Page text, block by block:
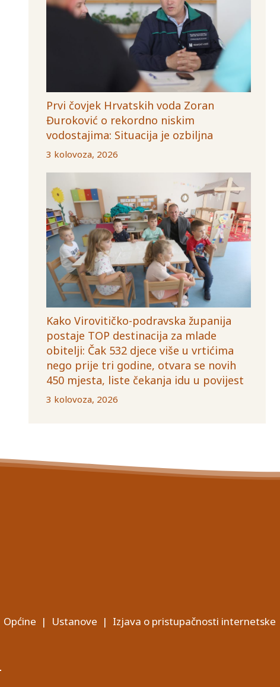
Prvi čovjek Hrvatskih voda Zoran
Đuroković o rekordno niskim
vodostajima: Situacija je ozbiljna
3 kolovoza, 2026
Kako Virovitičko-podravska županija
postaje TOP destinacija za mlade
obitelji: Čak 532 djece više u vrtićima
nego prije tri godine, otvara se novih
450 mjesta, liste čekanja idu u povijest
3 kolovoza, 2026
Općine | Ustanove | Izjava o pristupačnosti internetske